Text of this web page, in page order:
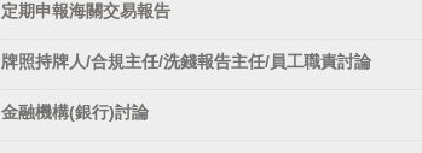
定期申報海關交易報告
牌照持牌人/合規主任/洗錢報告主任/員工職責討論
金融機構(銀行)討論